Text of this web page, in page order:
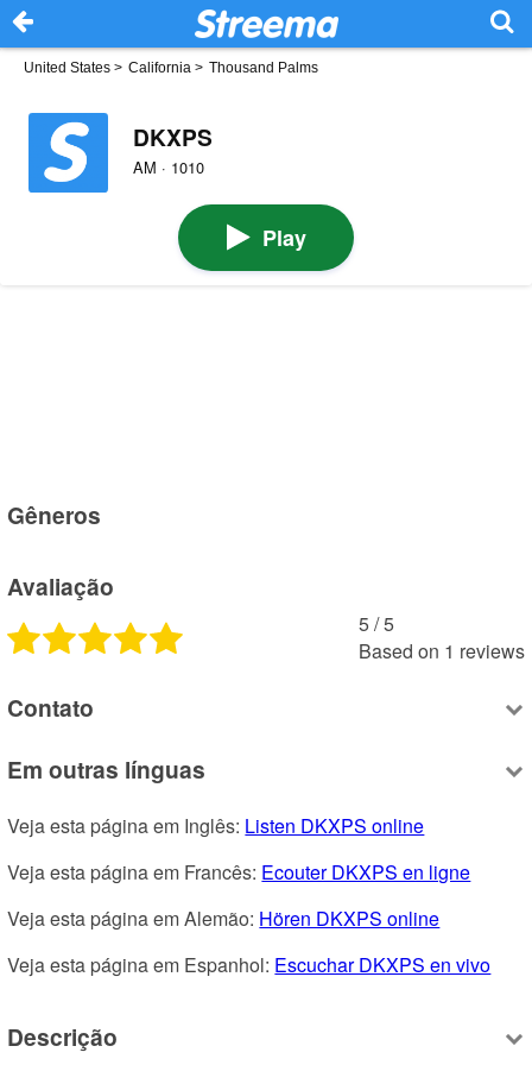
United States > California > Thousand Palms
DKXPS
AM · 1010
Play
Gêneros
Avaliação
5 /5
Based on 1 reviews
Contato
Em outras línguas
Veja esta página em Inglês: Listen DKXPS online
Veja esta página em Francês: Ecouter DKXPS en ligne
Veja esta página em Alemão: Hören DKXPS online
Veja esta página em Espanhol: Escuchar DKXPS en vivo
Descrição